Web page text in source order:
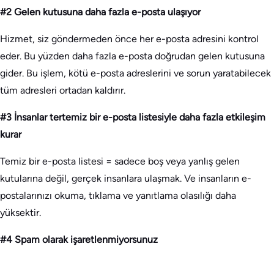
#2 Gelen kutusuna daha fazla e-posta ulaşıyor
Hizmet, siz göndermeden önce her e-posta adresini kontrol
eder. Bu yüzden daha fazla e-posta doğrudan gelen kutusuna
gider. Bu işlem, kötü e-posta adreslerini ve sorun yaratabilecek
tüm adresleri ortadan kaldırır.
#3 İnsanlar tertemiz bir e-posta listesiyle daha fazla etkileşim
kurar
Temiz bir e-posta listesi = sadece boş veya yanlış gelen
kutularına değil, gerçek insanlara ulaşmak. Ve insanların e-
postalarınızı okuma, tıklama ve yanıtlama olasılığı daha
yüksektir.
#4 Spam olarak işaretlenmiyorsunuz